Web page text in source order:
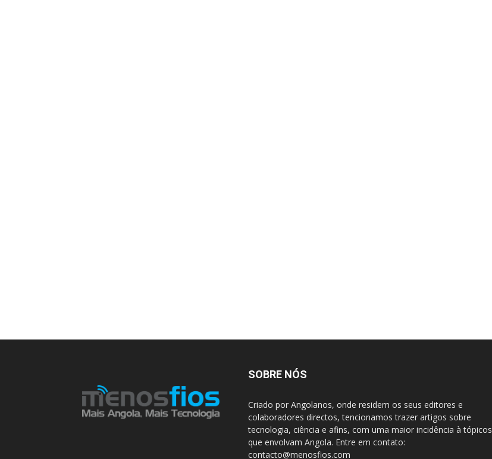
SOBRE NÓS
Criado por Angolanos, onde residem os seus editores e
colaboradores directos, tencionamos trazer artigos sobre
tecnologia, ciência e afins, com uma maior incidência à tópicos
que envolvam Angola. Entre em contato:
contacto@menosfios.com